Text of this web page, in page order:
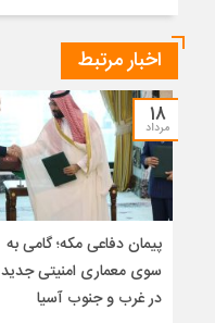
اخبار مرتبط
۱۸
مرداد
پیمان دفاعی مکه؛ گامی به
سوی معماری امنیتی جدید
در غرب و جنوب آسیا